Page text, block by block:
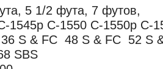
5 1/2 фута, 7 футов,
1545p C-1550 C-1550p C-
S & FC 48 S & FC 52 S
SBS